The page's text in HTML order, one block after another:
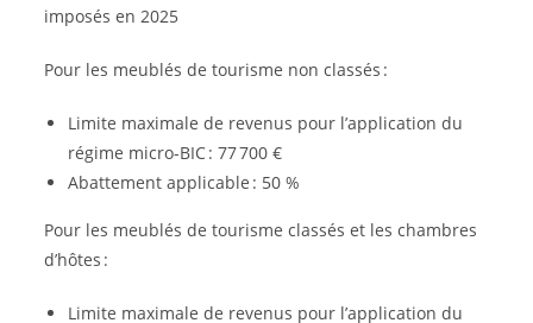
imposés en 2025
Pour les meublés de tourisme non classés :
Limite maximale de revenus pour l’application du
régime micro-BIC : 77 700 €
Abattement applicable : 50 %
Pour les meublés de tourisme classés et les chambres
d’hôtes :
Limite maximale de revenus pour l’application du